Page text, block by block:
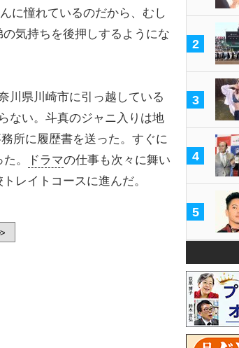
に憧れているのだから、むし
気持ちを後押しするようにな
川県川崎市に引っ越している
ない。斗真のジャニ入りは地
所に履歴書を送った。すぐに
。 ドラマの仕事も次々に舞い
レイトコースに進んだ。
2
3
4
5